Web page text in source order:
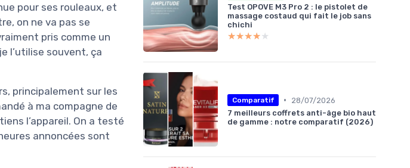
pour ses rouleaux, et
on ne va pas se
pris comme un
l’utilise souvent, ça
principalement sur les
à ma compagne de
l’appareil. On a testé
annoncées sont
Test OPOVE M3 Pro 2 : le pistolet de
massage costaud qui fait le job sans
chichi
★★★★★
★★★★★
Comparatif •
28/07/2026
7 meilleurs coffrets anti-âge bio haut
de gamme : notre comparatif (2026)